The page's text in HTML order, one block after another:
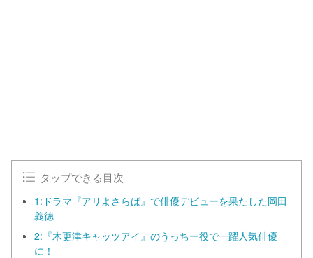
タップできる目次
1:ドラマ『アリよさらば』で俳優デビューを果たした岡田
義徳
2:『木更津キャッツアイ』のうっちー役で一躍人気俳優
に！